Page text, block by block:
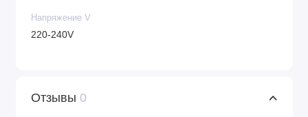
Напряжение V
220-240V
Отзывы 0